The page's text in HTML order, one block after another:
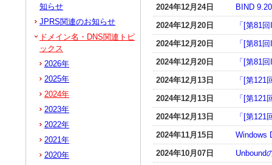
2024年12月24日
BIND
2024年12月20日
「[第81
2024年12月20日
「[第81
2024年12月20日
「[第81
2024年12月13日
「[第
2024年12月13日
「[第
2024年12月13日
「[第
2024年11月15日
Windows
2024年10月07日
Unbound
知らせ
JPRS関連のお知らせ
ドメイン名・DNS関連トピ
ックス
2026年
2025年
2024年
2023年
2022年
2021年
2020年